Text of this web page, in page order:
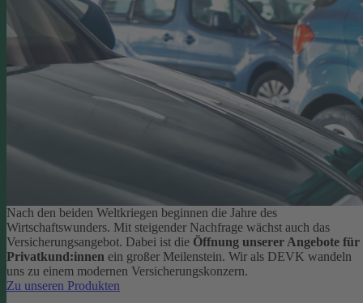
Nach den beiden Weltkriegen beginnen die Jahre des
Wirtschaftswunders. Mit steigender Nachfrage wächst auch das
Versicherungsangebot. Dabei ist die Öffnung unserer Angebote für
Privatkund:innen ein großer Meilenstein. Wir als DEVK wandeln
uns zu einem modernen Versicherungskonzern.
Zu unseren Produkten